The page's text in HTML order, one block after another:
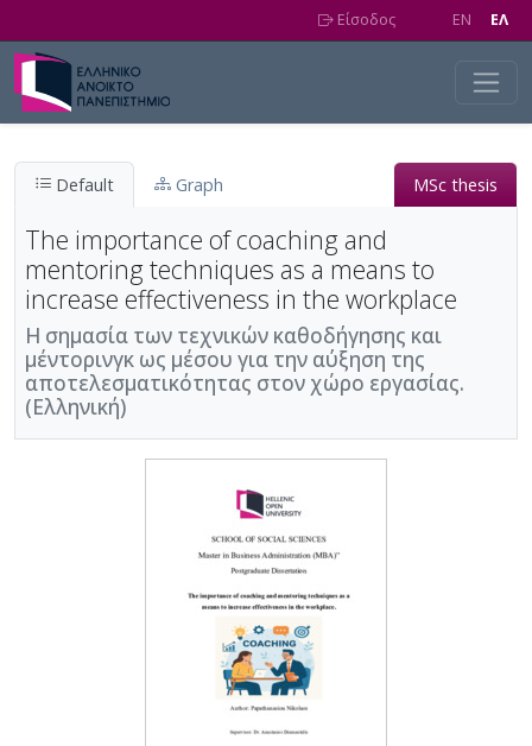
Είσοδος EN EΛ
Default Graph MSc thesis
The importance of coaching and
mentoring techniques as a means to
increase effectiveness in the workplace
Η σημασία των τεχνικών καθοδήγησης και
μέντορινγκ ως μέσου για την αύξηση της
αποτελεσματικότητας στον χώρο εργασίας.
(Ελληνική)